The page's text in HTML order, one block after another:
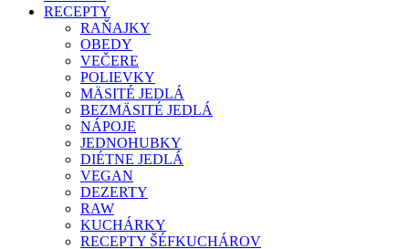
RECEPTY
RAŇAJKY
OBEDY
VEČERE
POLIEVKY
MÄSITÉ JEDLÁ
BEZMÄSITÉ JEDLÁ
NÁPOJE
JEDNOHUBKY
DIÉTNE JEDLÁ
VEGAN
DEZERTY
RAW
KUCHÁRKY
RECEPTY ŠÉFKUCHÁROV